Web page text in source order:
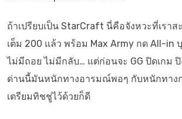
ถ้าเปรียบเป็น StarCraft นี่คือจังหวะที่เราส
เต็ม 200 แล้ว พร้อม Max Army กด All-in
ไม่มีถอย ไม่มีกลับ… แต่ก่อนจะ GG ปิดเกม
ด่านนี้มันหนักทางอารมณ์พอๆ กับหนักทางก
เตรียมทิชชู่ไว้ด้วยก็ดี